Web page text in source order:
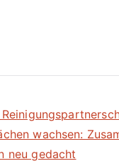
wachsen:
neu gedacht